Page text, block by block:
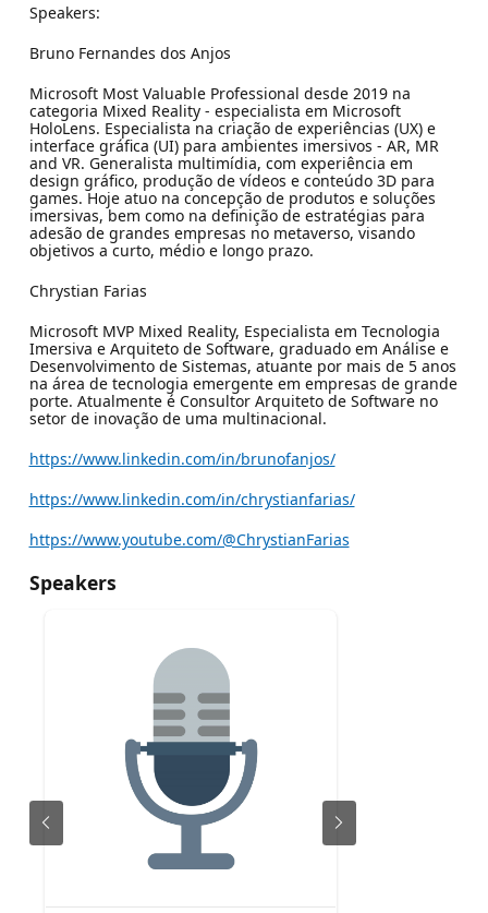
Speakers:
Bruno Fernandes dos Anjos
Microsoft Most Valuable Professional desde 2019 na
categoria Mixed Reality - especialista em Microsoft
HoloLens. Especialista na criação de experiências (UX) e
interface gráfica (UI) para ambientes imersivos - AR, MR
and VR. Generalista multimídia, com experiência em
design gráfico, produção de vídeos e conteúdo 3D para
games. Hoje atuo na concepção de produtos e soluções
imersivas, bem como na definição de estratégias para
adesão de grandes empresas no metaverso, visando
objetivos a curto, médio e longo prazo.
Chrystian Farias
Microsoft MVP Mixed Reality, Especialista em Tecnologia
Imersiva e Arquiteto de Software, graduado em Análise e
Desenvolvimento de Sistemas, atuante por mais de 5 anos
na área de tecnologia emergente em empresas de grande
porte. Atualmente é Consultor Arquiteto de Software no
setor de inovação de uma multinacional.
https://www.linkedin.com/in/brunofanjos/
https://www.linkedin.com/in/chrystianfarias/
https://www.youtube.com/@ChrystianFarias
Speakers